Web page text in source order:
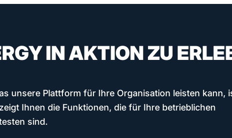
IN AKTION ZU
unsere Plattform für Ihre Organisation leisten kann,
Ihnen die Funktionen, die für Ihre betrieblichen
sind.